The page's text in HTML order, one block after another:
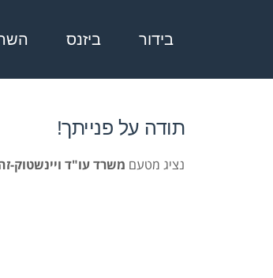
בידור ביזנס
תודה על פנייתך!
נציג מטעם משרד עו"ד ויינשטוק-